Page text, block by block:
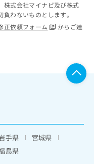
株式会社マイナビ及び株式
わないものとします。
正依頼フォーム
からご連
手県
宮城県
島県